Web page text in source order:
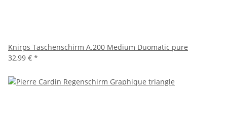
Knirps Taschenschirm A.200 Medium Duomatic pure
32,99 € *